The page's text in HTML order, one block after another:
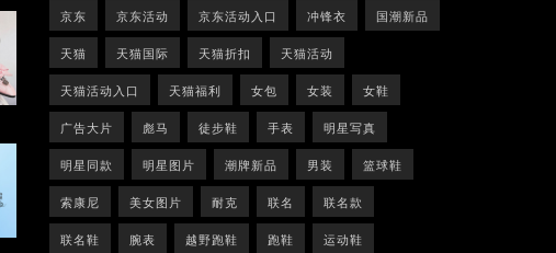
京东 京东活动 京东活动入口 冲锋衣 国潮新品
天猫 天猫国际 天猫折扣 天猫活动
天猫活动入口 天猫福利 女包 女装 女鞋
广告大片 彪马 徒步鞋 手表 明星写真
明星同款 明星图片 潮牌新品 男装 篮球鞋
索康尼 美女图片 耐克 联名 联名款
联名鞋 腕表 越野跑鞋 跑鞋 运动鞋